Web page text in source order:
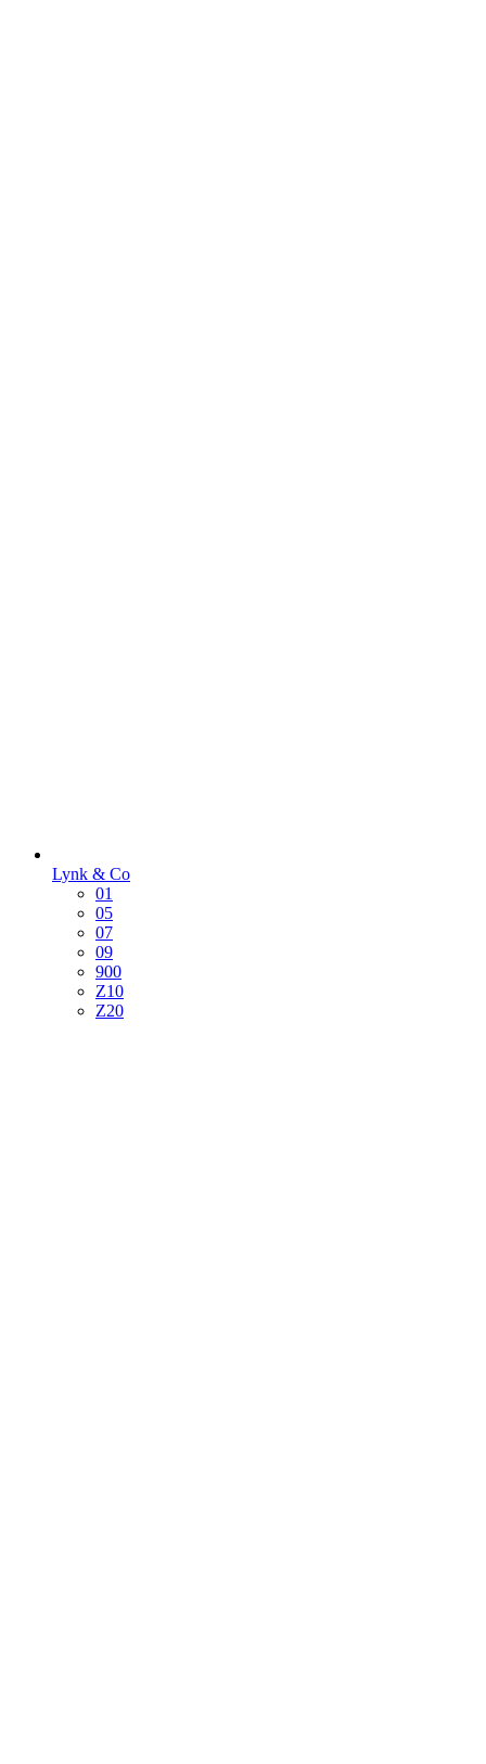
Lynk & Co
01
05
07
09
900
Z10
Z20